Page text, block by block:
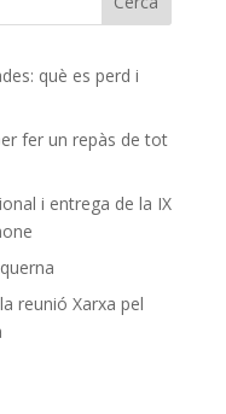
què es perd i
fer un repàs de tot
i entrega de la IX
reunió Xarxa pel